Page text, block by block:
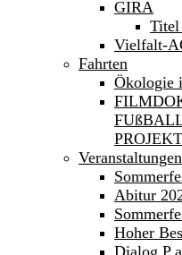
GIRA
Vielfalt-
Fahrten
Ökologie
Veranstaltungen
Abitur
Hoher